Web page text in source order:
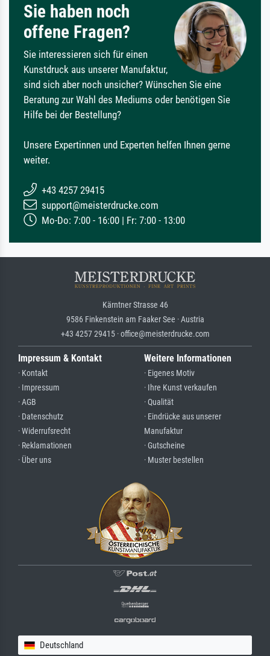
Sie haben noch
offene Fragen?
Sie interessieren sich für einen
Kunstdruck aus unserer Manufaktur,
sind sich aber noch unsicher? Wünschen Sie eine
Beratung zur Wahl des Mediums oder benötigen Sie
Hilfe bei der Bestellung?
Unsere Expertinnen und Experten helfen Ihnen gerne
weiter.
+43 4257 29415
support@meisterdrucke.com
Mo-Do: 7:00 - 16:00 | Fr: 7:00 - 13:00
Kärntner Strasse 46
9586 Finkenstein am Faaker See · Austria
+43 4257 29415 · office@meisterdrucke.com
Impressum & Kontakt
· Kontakt
· Impressum
· AGB
· Datenschutz
· Widerrufsrecht
· Reklamationen
· Über uns
Weitere Informationen
· Eigenes Motiv
· Ihre Kunst verkaufen
· Qualität
· Eindrücke aus unserer
Manufaktur
· Gutscheine
· Muster bestellen
Deutschland